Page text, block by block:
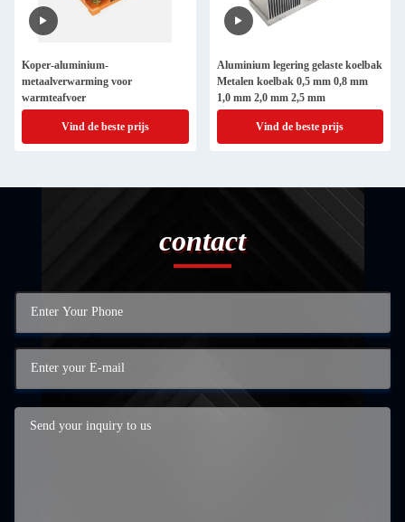
Koper-aluminium-
metaalverwarming voor
warmteafvoer
Vind de beste prijs
Aluminium legering gelaste koelbak
Metalen koelbak 0,5 mm 0,8 mm
1,0 mm 2,0 mm 2,5 mm
Vind de beste prijs
contact